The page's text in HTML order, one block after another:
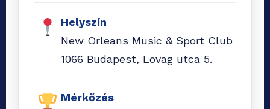
Helyszín
New Orleans Music & Sport Club
1066 Budapest, Lovag utca 5.
Mérkőzés